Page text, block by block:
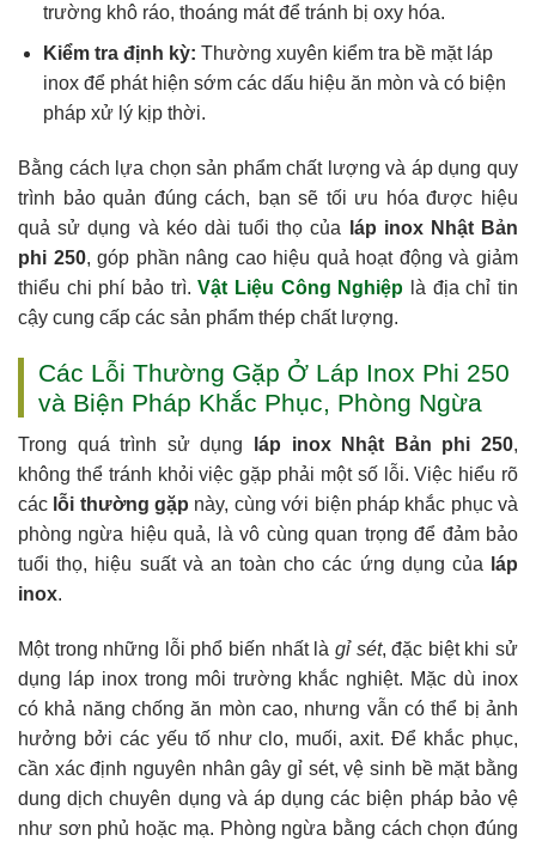
trường khô ráo, thoáng mát để tránh bị oxy hóa.
Kiểm tra định kỳ: Thường xuyên kiểm tra bề mặt láp
inox để phát hiện sớm các dấu hiệu ăn mòn và có biện
pháp xử lý kịp thời.
Bằng cách lựa chọn sản phẩm chất lượng và áp dụng quy
trình bảo quản đúng cách, bạn sẽ tối ưu hóa được hiệu
quả sử dụng và kéo dài tuổi thọ của
láp inox Nhật Bản
phi 250, góp phần nâng cao hiệu quả hoạt động và giảm
thiểu chi phí bảo trì.Vật Liệu Công Nghiệp là địa chỉ tin
cậy cung cấp các sản phẩm thép chất lượng.
Các Lỗi Thường Gặp Ở Láp Inox Phi 250
và Biện Pháp Khắc Phục, Phòng Ngừa
Trong quá trình sử dụng láp inox Nhật Bản phi 250,
không thể tránh khỏi việc gặp phải một số lỗi. Việc hiểu rõ
các lỗi thường gặp này, cùng với biện pháp khắc phục và
phòng ngừa hiệu quả, là vô cùng quan trọng để đảm bảo
tuổi thọ, hiệu suất và an toàn cho các ứng dụng của
láp
inox.
Một trong những lỗi phổ biến nhất là gỉ sét, đặc biệt khi sử
dụng láp inox trong môi trường khắc nghiệt. Mặc dù inox
có khả năng chống ăn mòn cao, nhưng vẫn có thể bị ảnh
hưởng bởi các yếu tố như clo, muối, axit. Để khắc phục,
cần xác định nguyên nhân gây gỉ sét, vệ sinh bề mặt bằng
dung dịch chuyên dụng và áp dụng các biện pháp bảo vệ
như sơn phủ hoặc mạ. Phòng ngừa bằng cách chọn đúng